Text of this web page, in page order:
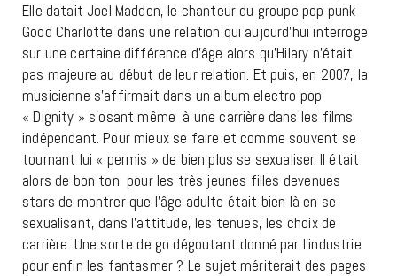
Elle datait Joel Madden, le chanteur du groupe pop punk
Good Charlotte dans une relation qui aujourd’hui interroge
sur une certaine différence d’âge alors qu’Hilary n’était
pas majeure au début de leur relation. Et puis, en 2007, la
musicienne s’affirmait dans un album electro pop
« Dignity » s’osant même à une carrière dans les films
indépendant. Pour mieux se faire et comme souvent se
tournant lui « permis » de bien plus se sexualiser. Il était
alors de bon ton pour les très jeunes filles devenues
stars de montrer que l’âge adulte était bien là en se
sexualisant, dans l’attitude, les tenues, les choix de
carrière. Une sorte de go dégoutant donné par l’industrie
pour enfin les fantasmer ? Le sujet mériterait des pages